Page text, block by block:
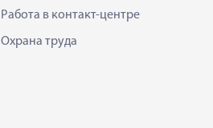
Работа в контакт-центре
Охрана труда